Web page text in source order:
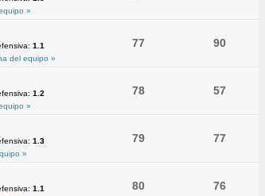
»
1.1
del equipo »
77 90
1.2
»
78 57
1.3
»
79 77
1.1
80 76